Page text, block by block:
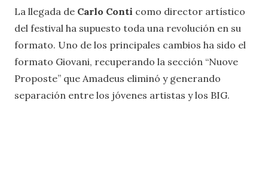
La llegada de Carlo Conti como director artístico
del festival ha supuesto toda una revolución en su
formato. Uno de los principales cambios ha sido el
formato Giovani, recuperando la sección “Nuove
Proposte” que Amadeus eliminó y generando
separación entre los jóvenes artistas y los BIG.